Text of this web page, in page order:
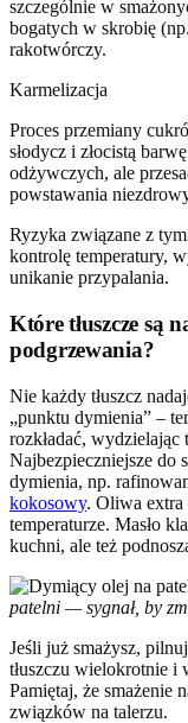
szczególnie w
bogatych w skrobię
rakotwórczy.
Karmelizacja
Proces przemiany
słodycz i złocistą
odżywczych, ale
powstawania
Ryzyka związane z
kontrolę temperatury,
unikanie przypalania.
Które tłuszcze są
podgrzewania?
Nie każdy tłuszcz
„punktu dymienia” –
rozkładać,
Najbezpieczniejsze do
dymienia, np.
kokosowy. Oliwa extra
temperaturze. Masło
kuchni, ale też
patelni — sygnał, by
Jeśli już smażysz,
tłuszczu wielokrotnie i
Pamiętaj, że smażenie
związków na talerzu.